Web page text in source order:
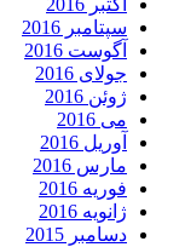
اکتبر 2016
سپتامبر 2016
آگوست 2016
جولای 2016
ژوئن 2016
می 2016
آوریل 2016
مارس 2016
فوریه 2016
ژانویه 2016
دسامبر 2015